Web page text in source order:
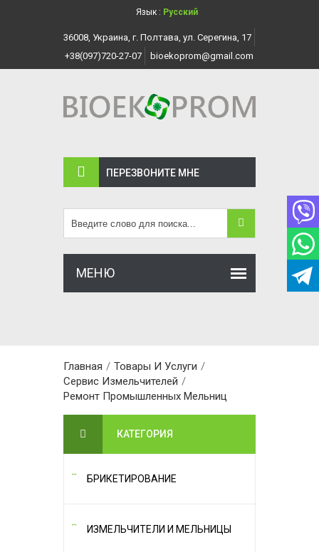
Язык : Русский
36008, Украина, г. Полтава, ул. Серегина, 17
+38(097)720-27-07
bioekoprom@gmail.com
ПЕРЕЗВОНИТЕ МНЕ
МЕНЮ
Главная / Товары И Услуги /
Сервис Измельчителей /
Ремонт Промышленных Мельниц
КАТЕГОРИЯ
БРИКЕТИРОВАНИЕ
ИЗМЕЛЬЧИТЕЛИ И МЕЛЬНИЦЫ